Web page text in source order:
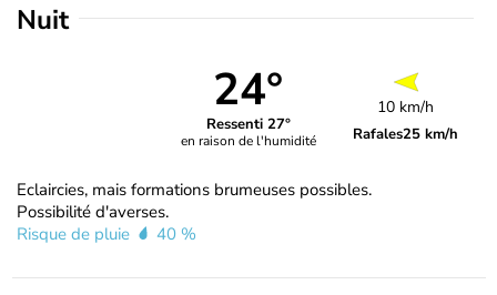
Nuit
24°
Ressenti 27°
en raison de l'humidité
10 km/h
Rafales25 km/h
Eclaircies, mais formations brumeuses possibles.
Possibilité d'averses.
Risque de pluie
40 %